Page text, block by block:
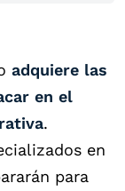
adquiere las
en el
.
en
para